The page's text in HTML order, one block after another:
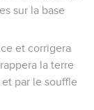
sur la base
et corrigera
la terre
par le souffle